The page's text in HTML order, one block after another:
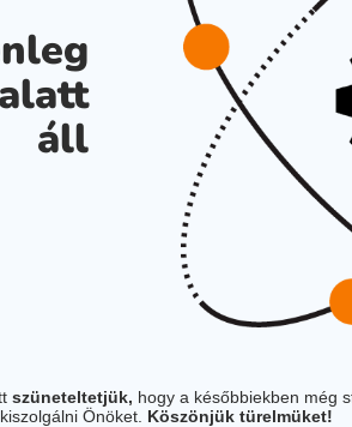
áll
szüneteltetjük, hogy a későbbiekben még
Önöket. Köszönjük türelmüket!